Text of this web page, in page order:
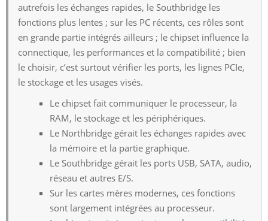
autrefois les échanges rapides, le Southbridge les
fonctions plus lentes ; sur les PC récents, ces rôles sont
en grande partie intégrés ailleurs ; le chipset influence la
connectique, les performances et la compatibilité ; bien
le choisir, c’est surtout vérifier les ports, les lignes PCIe,
le stockage et les usages visés.
Le chipset fait communiquer le processeur, la
RAM, le stockage et les périphériques.
Le Northbridge gérait les échanges rapides avec
la mémoire et la partie graphique.
Le Southbridge gérait les ports USB, SATA, audio,
réseau et autres E/S.
Sur les cartes mères modernes, ces fonctions
sont largement intégrées au processeur.